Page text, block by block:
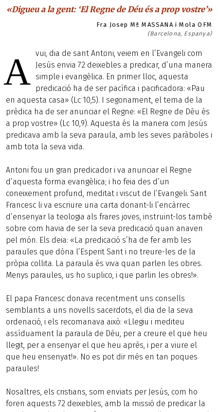
«Digueu a la gent: ‘El Regne de Déu és a prop vostre’»
Fra Josep Mª MASSANA i Mola OFM
(Barcelona, Espanya)
A vui, dia de sant Antoni, veiem en l’Evangeli com
Jesús envia 72 deixebles a predicar, d’una manera
simple i evangèlica. En primer lloc, aquesta
predicació ha de ser pacífica i pacificadora: «Pau
en aquesta casa» (Lc 10,5). I segonament, el tema de la
prèdica ha de ser anunciar el Regne: «El Regne de Déu és
a prop vostre» (Lc 10,9). Aquesta és la manera com Jesús
predicava amb la seva paraula, amb les seves paràboles i
amb tota la seva vida.
Antoni fou un gran predicador i va anunciar el Regne
d’aquesta forma evangèlica; i ho feia des d’un
coneixement profund, meditat i viscut de l’Evangeli. Sant
Francesc li va escriure una carta donant-li l’encàrrec
d’ensenyar la teologia als frares joves, instruint-los també
sobre com havia de ser la seva predicació quan anaven
pel món. Els deia: «La predicació s’ha de fer amb les
paraules que dóna l’Esperit Sant i no treure-les de la
pròpia collita. La paraula és viva quan parlen les obres.
Menys paraules, us ho suplico, i que parlin les obres!».
El papa Francesc donava recentment uns consells
semblants a uns novells sacerdots, el dia de la seva
ordenació, i els recomanava això: «Llegiu i mediteu
assíduament la paraula de Déu, per a creure el que heu
llegit, per a ensenyar el que heu après, i per a viure el
que heu ensenyat!». No es pot dir més en tan poques
paraules!
Nosaltres, els cristians, som enviats per Jesús, com ho
foren aquests 72 deixebles, amb la missió de predicar la